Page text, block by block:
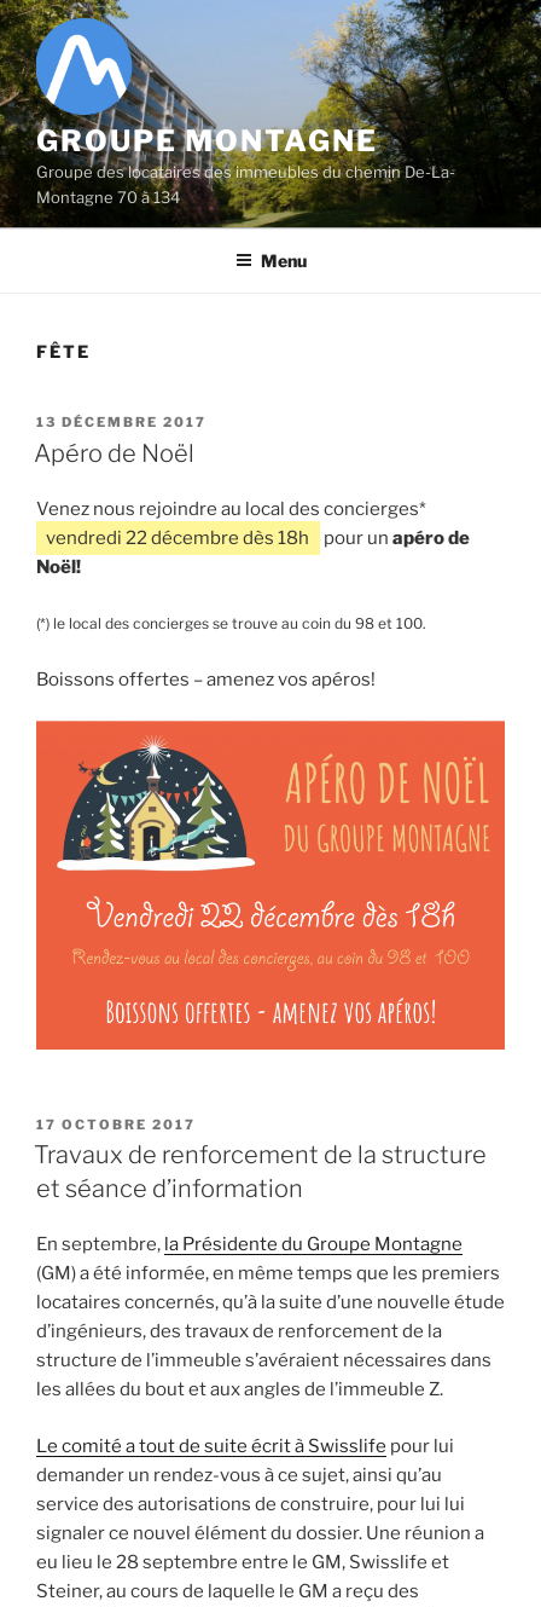
Aller
au
contenu
principal
GROUPE MONTAGNE
Groupe des locataires des immeubles du chemin De-La-
Montagne 70 à 134
Menu
FÊTE
PUBLIÉ
LE
13 DÉCEMBRE 2017
Apéro de Noël
Venez nous rejoindre au local des concierges*
vendredi 22 décembre dès 18h
pour un apéro de
Noël!
(*) le local des concierges se trouve au coin du 98 et 100.
Boissons offertes – amenez vos apéros!
PUBLIÉ
LE
17 OCTOBRE 2017
Travaux de renforcement de la structure
et séance d’information
En septembre, la Présidente du Groupe Montagne
(GM) a été informée, en même temps que les premiers
locataires concernés, qu’à la suite d’une nouvelle étude
d’ingénieurs, des travaux de renforcement de la
structure de l’immeuble s’avéraient nécessaires dans
les allées du bout et aux angles de l’immeuble Z.
Le comité a tout de suite écrit à Swisslife pour lui
demander un rendez-vous à ce sujet, ainsi qu’au
service des autorisations de construire, pour lui lui
signaler ce nouvel élément du dossier. Une réunion a
eu lieu le 28 septembre entre le GM, Swisslife et
Steiner, au cours de laquelle le GM a reçu des